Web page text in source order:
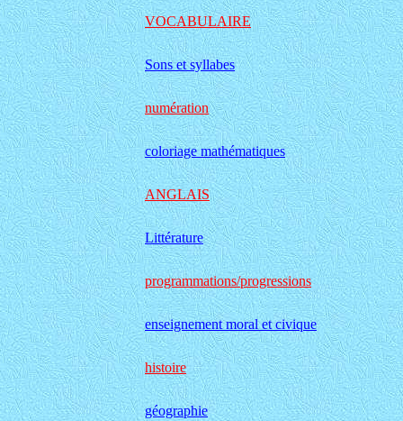
VOCABULAIRE
Sons et syllabes
numération
coloriage mathématiques
ANGLAIS
Littérature
programmations/progressions
enseignement moral et civique
histoire
géographie